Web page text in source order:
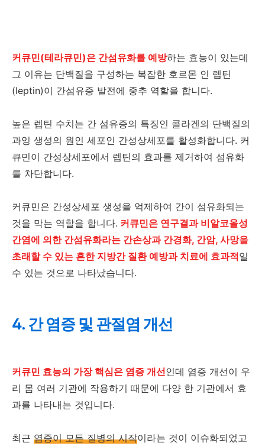
커큐민(테라큐민)은 간섬유화를 예방하는 효능이 있는데
그 이유는 단백질을 구성하는 복잡한 호르몬 인 렙틴
(leptin)이 간섬유증 발전에 중추 역할을 합니다.
높은 렙틴 수치는 간 섬유증의 특징인 콜라겐의 단백질의
과잉 생성의 원인 세포인 간성상세포를 활성화합니다. 커
큐민이 간성상세포에서 렙틴의 효과를 제거하여 섬유화
를 차단합니다.
커큐민은 간성상세포 생성을 억제하여 간이 섬유화되는
것을 막는 역할을 합니다. 커큐민은 연구결과 비알코올성
간염에 의한 간섬유화라는 간손상과 간경화, 간암, 사망을
초래할 수 있는 흔한 지방간 질환 예방과 치료에 효과적일
수 있는 것으로 나타났습니다.
4. 간 염증 및 관절염 개선
커큐민 효능의 가장 핵심은 염증 개선인데 염증 개선이 우
리 몸 여러 기관에 작용하기 때문에 다양 한 기관에서 효
과를 나타내는 것입니다.
최근 염증이 모든 질병의 시작이라는 것이 이슈화되었고